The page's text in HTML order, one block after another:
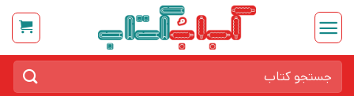
Skip
content
برای: